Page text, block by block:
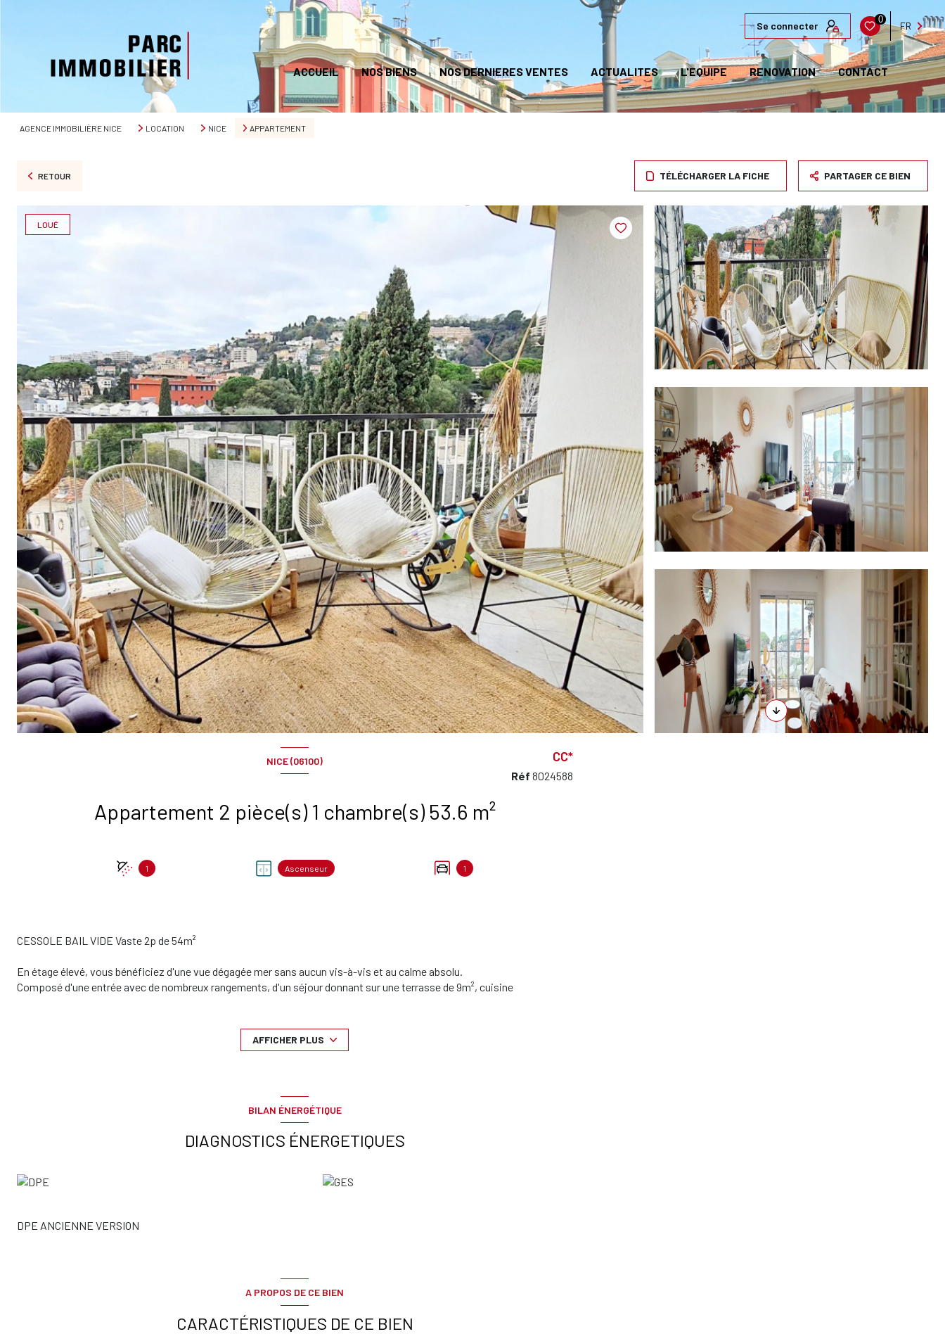
Se connecter
0
FR
ACCUEIL NOS BIENS NOS DERNIERES VENTES ACTUALITES L'EQUIPE RENOVATION CONTACT
AGENCE IMMOBILIÈRE NICE LOCATION NICE APPARTEMENT
RETOUR TÉLÉCHARGER LA FICHE PARTAGER CE BIEN
LOUÉ
NICE (06100)
Appartement 2 pièce(s) 1 chambre(s) 53.6 m²
1 Ascenseur 1
CC*
Réf 8024588
CESSOLE BAIL VIDE Vaste 2p de 54m²
En étage élevé, vous bénéficiez d'une vue dégagée mer sans aucun vis-à-vis et au calme absolu.
Composé d'une entrée avec de nombreux rangements, d'un séjour donnant sur une terrasse de 9m², cuisine
Loyer: 950€ par mois charges comprises dont 150 € de provision pour charges - régularisation annuelle.
honoraires charge locataire: 702€ TTC dont 162€ pour l'état des lieux.
Dossier complet demandé avant chaque visites.
AFFICHER PLUS
BILAN ÉNERGÉTIQUE
DIAGNOSTICS ÉNERGETIQUES
DPE ANCIENNE VERSION
A PROPOS DE CE BIEN
CARACTÉRISTIQUES DE CE BIEN